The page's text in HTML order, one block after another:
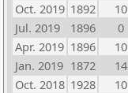
Oct. 2019 1892 10
Jul. 2019
1896 0
Apr. 2019 1896 10
Jan. 2019 1872 14
Oct. 2018 1928 10